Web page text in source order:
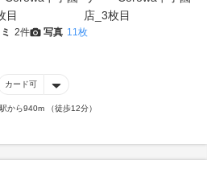
2件 写真 11枚
カード可
から940m （徒歩12分）